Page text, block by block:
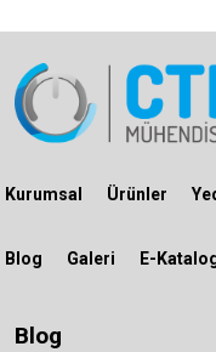
Kurumsal Ürünler
Blog Galeri E-
Blog